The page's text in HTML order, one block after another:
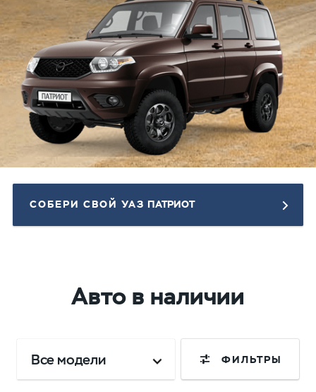
СОБЕРИ СВОЙ УАЗ ПАТРИОТ
Авто в наличии
Все модели ФИЛЬТРЫ